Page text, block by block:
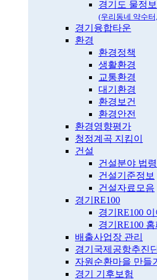
경기도 물정
(우리동네 약수
경기융합타운
환경
환경정책
생활환경
교통환경
대기환경
환경보건
환경안전
환경영향평가
청정계곡 지킴이
건설
건설분야 법
건설기준정보
건설자료모음
경기RE100
경기RE100 이
경기RE100 홈
배출사업장 관리
경기국제공항추진
자원순환마을 만들기
경기 기후보험